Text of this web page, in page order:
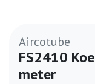
Aircotube
FS2410
meter